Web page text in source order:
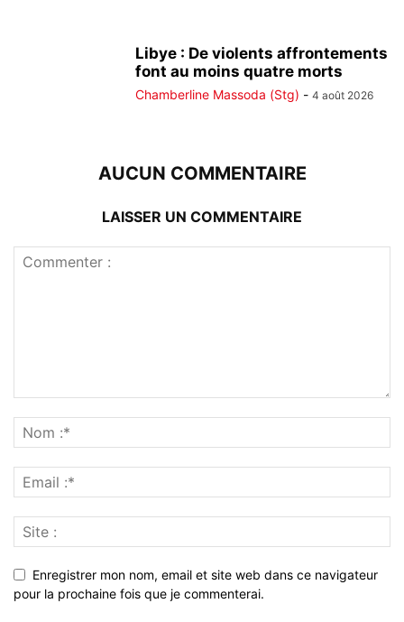
Libye : De violents affrontements
font au moins quatre morts
Chamberline Massoda (Stg) - 4 août 2026
AUCUN COMMENTAIRE
LAISSER UN COMMENTAIRE
Enregistrer mon nom, email et site web dans ce navigateur
pour la prochaine fois que je commenterai.